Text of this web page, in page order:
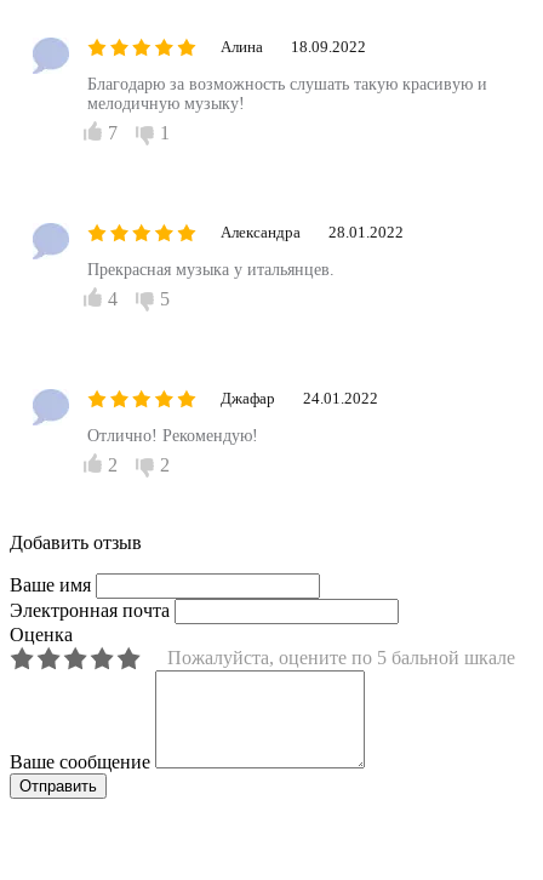
Алина 18.09.2022
Благодарю за возможность слушать такую красивую и
мелодичную музыку!
7 1
Александра 28.01.2022
Прекрасная музыка у итальянцев.
4 5
Джафар 24.01.2022
Отлично! Рекомендую!
2 2
Добавить отзыв
Ваше имя
Электронная почта
Оценка
Пожалуйста, оцените по 5 бальной шкале
Ваше сообщение